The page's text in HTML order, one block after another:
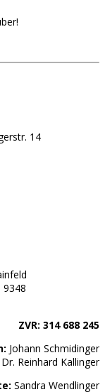
14
9348
ZVR: 314 688 245
Johann Schmidinger
Dr. Reinhard Kallinger
Sandra Wendlinger